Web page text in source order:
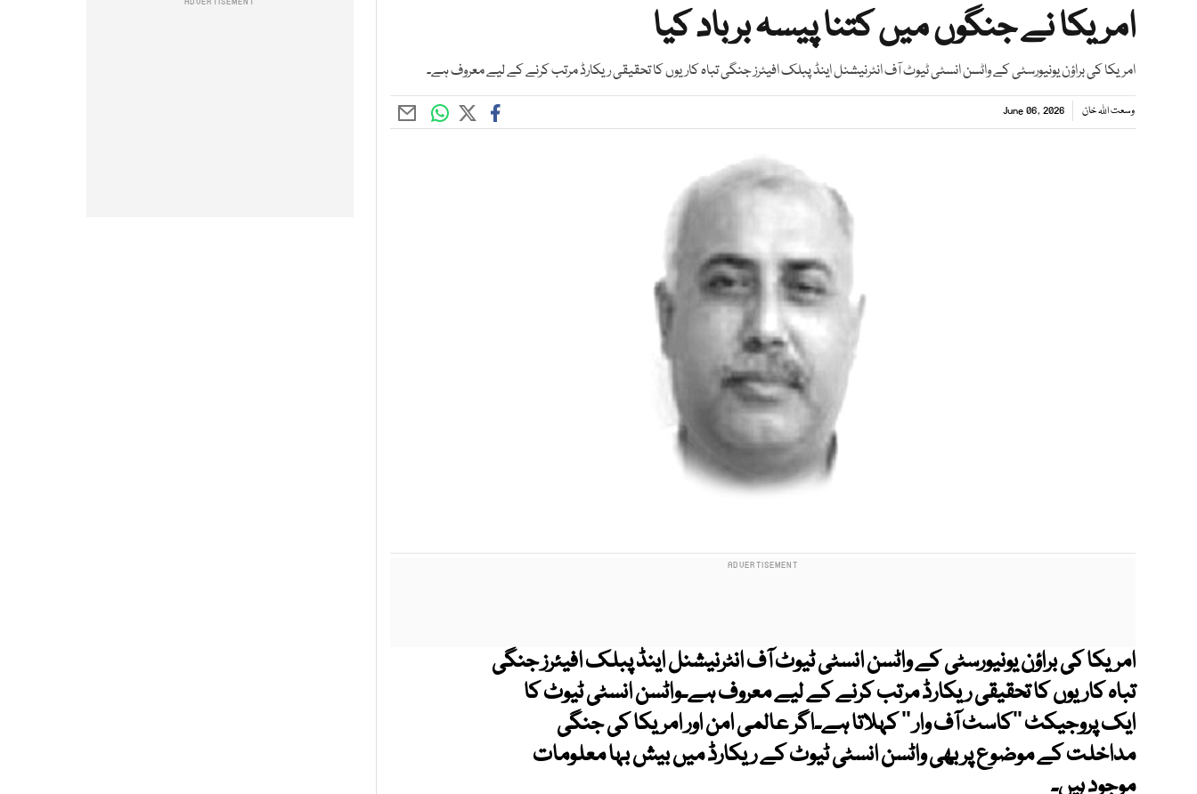
امریکا نے جنگوں میں کتنا پیسہ برباد کیا
امریکا کی براؤن یونیورسٹی کے واٹسن انسٹی ٹیوٹ آف انٹرنیشنل اینڈ پبلک افیئرز جنگی تباہ کاریوں کا تحقیقی ریکارڈ مرتب کرنے کے لیے معروف ہے۔
وسعت اللہ خان June 06, 2026
امریکا کی براؤن یونیورسٹی کے واٹسن انسٹی ٹیوٹ آف انٹرنیشنل اینڈ پبلک افیئرز جنگی
تباہ کاریوں کا تحقیقی ریکارڈ مرتب کرنے کے لیے معروف ہے۔واٹسن انسٹی ٹیوٹ کا
ایک پروجیکٹ ’’کاسٹ آف وار ‘‘ کہلاتا ہے۔اگر عالمی امن اور امریکا کی جنگی
مداخلت کے موضوع پر بھی واٹسن انسٹی ٹیوٹ کے ریکارڈ میں بیش بہا معلومات
موجود ہیں۔